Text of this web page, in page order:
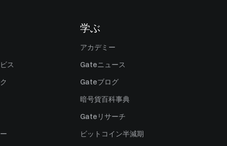
ス
学ぶ
アカデミー
Gateニュース
Gateブログ
暗号貨百科事典
Gateリサーチ
ビットコイン半減期